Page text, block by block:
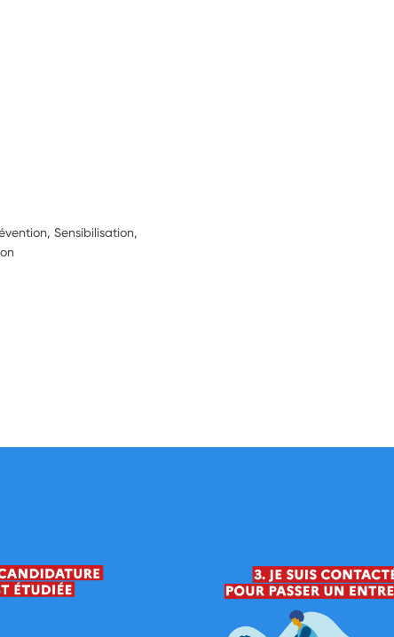
Sensibilisation,